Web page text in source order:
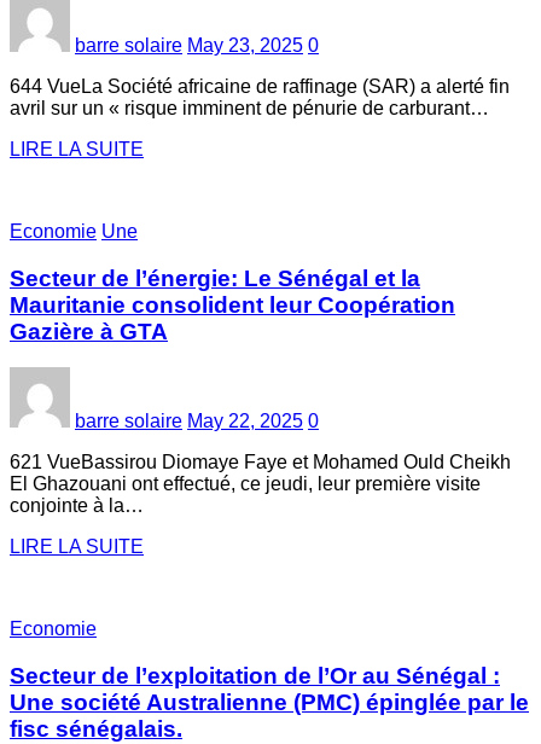
barre solaire May 23, 2025 0
644 VueLa Société africaine de raffinage (SAR) a alerté fin
avril sur un « risque imminent de pénurie de carburant…
LIRE LA SUITE
Economie Une
Secteur de l’énergie: Le Sénégal et la
Mauritanie consolident leur Coopération
Gazière à GTA
barre solaire May 22, 2025 0
621 VueBassirou Diomaye Faye et Mohamed Ould Cheikh
El Ghazouani ont effectué, ce jeudi, leur première visite
conjointe à la…
LIRE LA SUITE
Economie
Secteur de l’exploitation de l’Or au Sénégal :
Une société Australienne (PMC) épinglée par le
fisc sénégalais.